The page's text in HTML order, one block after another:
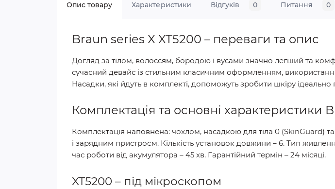
Опис товару Характеристики Відгуків 0 Питання 0
Braun series X XT5200 – переваги та опис
Догляд за тілом, волоссям, бородою і вусами значно легший та
сучасний девайс із стильним класичним оформленням,
Насадки, які йдуть в комплекті, допоможуть зробити шкіру
Комплектація та основні характеристики
Комплектація наповнена: чохлом, насадкою для тіла 0 (SkinGuard)
і зарядним пристроєм. Кількість установок довжини – 6. Тип
час роботи від акумулятора – 45 хв. Гарантійний термін – 24 місяці.
XT5200 – під мікроскопом